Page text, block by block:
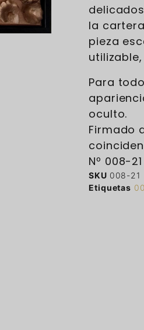
la
pieza
Para
oculto.
Firmado
Nº 008-21
SKU 008-21
Etiquetas